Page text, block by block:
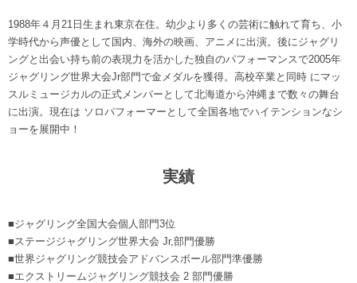
1988年４月21日生まれ東京在住。幼少より多くの芸術に触れて育ち、小
学時代から声優として国内、海外の映画、アニメに出演。後にジャグリ
ングと出会い持ち前の表現力を活かした独自のパフォーマンスで2005年
ジャグリング世界大会Jr部門で金メダルを獲得。高校卒業と同時 にマッ
スルミュージカルの正式メンバーとして北海道から沖縄まで数々の舞台
に出演。現在は ソロパフォーマーとして全国各地でハイテンションなシ
ョーを展開中！
実績
■ジャグリング全国大会個人部門3位
■ステージジャグリング世界大会 Jr,部門優勝
■世界ジャグリング競技会アドバンスボール部門準優勝
■エクストリームジャグリング競技会 2 部門優勝